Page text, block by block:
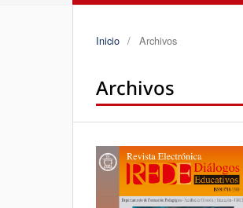
Inicio / Archivos
Archivos